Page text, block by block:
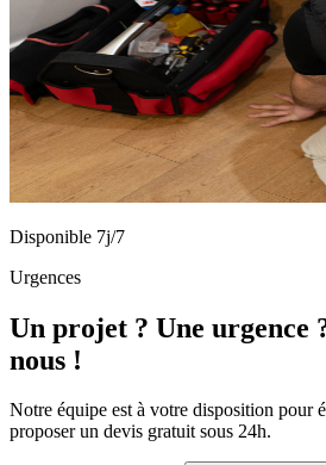
Disponible 7j/7
Urgences
Un projet ? Une urgence
nous !
Notre équipe est à votre disposition pour
proposer un devis gratuit sous 24h.